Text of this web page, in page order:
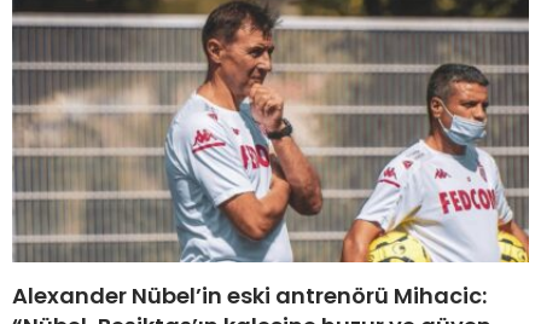
Alexander Nübel’in eski antrenörü Mihacic: